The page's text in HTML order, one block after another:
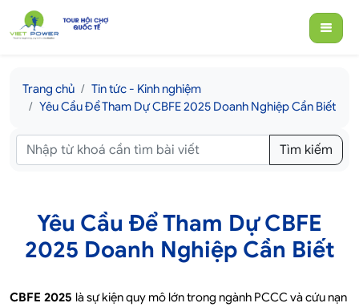
Trang chủ
Tin tức - Kinh nghiệm
Yêu Cầu Để Tham Dự CBFE 2025 Doanh Nghiệp Cần Biết
Tìm kiếm
Yêu Cầu Để Tham Dự CBFE
2025 Doanh Nghiệp Cần Biết
CBFE 2025 là sự kiện quy mô lớn trong ngành PCCC và cứu nạn